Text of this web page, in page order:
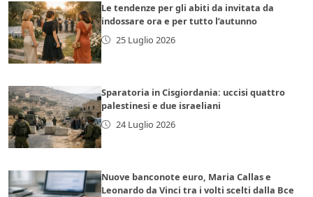
Le tendenze per gli abiti da invitata da
indossare ora e per tutto l’autunno
25 Luglio 2026
Sparatoria in Cisgiordania: uccisi quattro
palestinesi e due israeliani
24 Luglio 2026
Nuove banconote euro, Maria Callas e
Leonardo da Vinci tra i volti scelti dalla Bce